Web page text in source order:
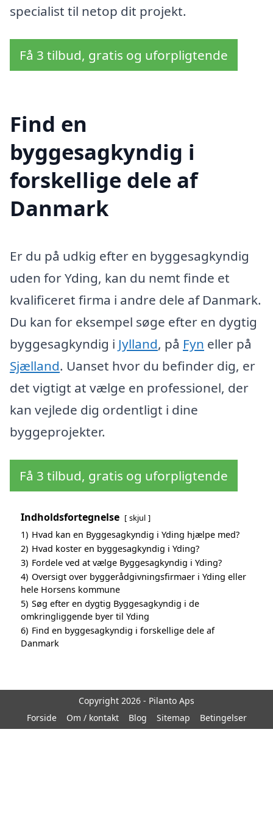
specialist til netop dit projekt.
Få 3 tilbud, gratis og uforpligtende
Find en
byggesagkyndig i
forskellige dele af
Danmark
Er du på udkig efter en byggesagkyndig
uden for Yding, kan du nemt finde et
kvalificeret firma i andre dele af Danmark.
Du kan for eksempel søge efter en dygtig
byggesagkyndig i Jylland, på Fyn eller på
Sjælland. Uanset hvor du befinder dig, er
det vigtigt at vælge en professionel, der
kan vejlede dig ordentligt i dine
byggeprojekter.
Få 3 tilbud, gratis og uforpligtende
Indholdsfortegnelse skjul
1) Hvad kan en Byggesagkyndig i Yding hjælpe med?
2) Hvad koster en byggesagkyndig i Yding?
3) Fordele ved at vælge Byggesagkyndig i Yding?
4) Oversigt over byggerådgivningsfirmaer i Yding eller
hele Horsens kommune
5) Søg efter en dygtig Byggesagkyndig i de
omkringliggende byer til Yding
6) Find en byggesagkyndig i forskellige dele af
Danmark
Copyright 2026 - Pilanto Aps
Forside
Om / kontakt Blog Sitemap Betingelser